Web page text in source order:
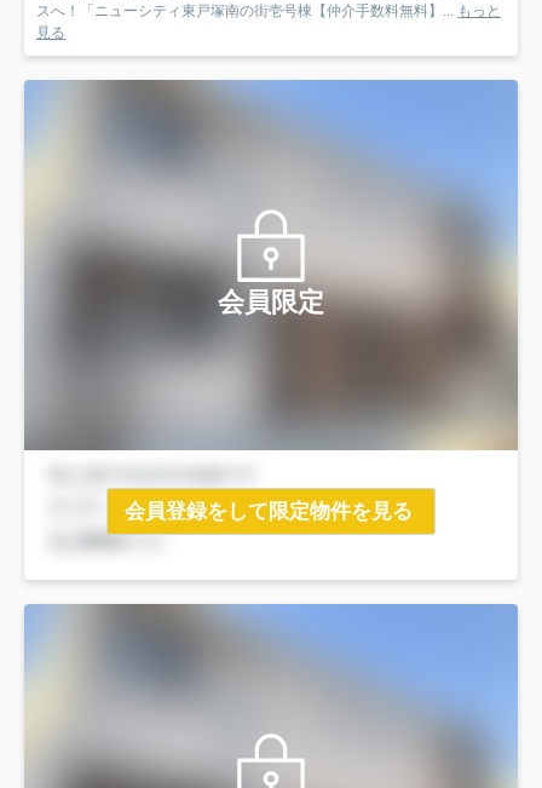
スへ！「ニューシティ東戸塚南の街壱号棟【仲介手数料無料】... もっと
見る
会員限定
会員登録をして限定物件を見る